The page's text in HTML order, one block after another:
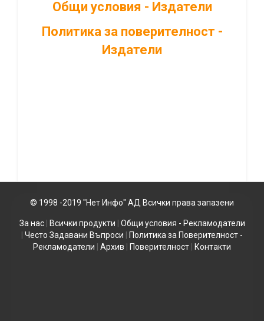
Общи условия - Издатели
Политика за поверителност -
Издатели
© 1998 -2019 "Нет Инфо" АД Всички права запазени
За нас| Всички продукти
Общи условия - Рекламодатели
Често Задавани Въпроси
Политика за Поверителност -
Рекламодатели
Архив Поверителност Контакти